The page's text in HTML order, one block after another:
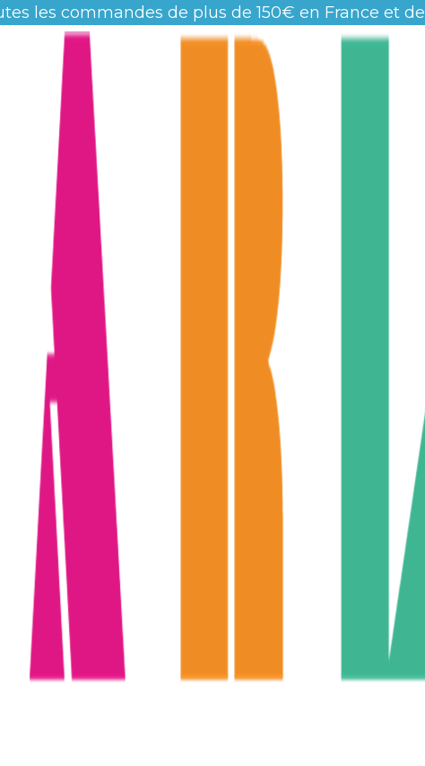
les commandes de plus de 150€ en France et de